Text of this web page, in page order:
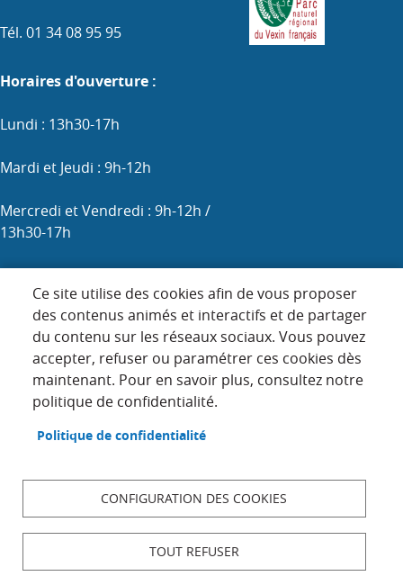
Ce site utilise des cookies afin de vous proposer
des contenus animés et interactifs et de partager
du contenu sur les réseaux sociaux. Vous pouvez
accepter, refuser ou paramétrer ces cookies dès
maintenant. Pour en savoir plus, consultez notre
politique de confidentialité.
Politique de confidentialité
CONFIGURATION DES COOKIES
TOUT REFUSER
Tél. 01 34 08 95 95
Horaires d'ouverture :
Lundi : 13h30-17h
Mardi et Jeudi : 9h-12h
Mercredi et Vendredi : 9h-12h /
13h30-17h
Menu
Pied
page
ACCUEIL
PLAN DU SITE
CONTACT
DONNÉES PERSONNELLES
ACCESSIBILITÉ : NON CONFORME
S'IDENTIFIER